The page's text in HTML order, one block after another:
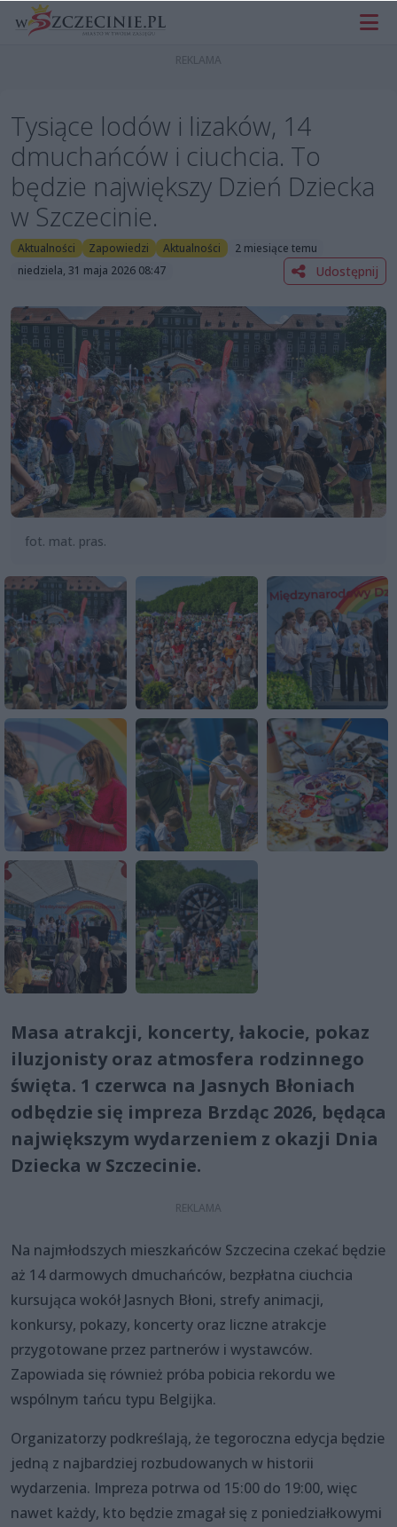
Tysiące lodów i lizaków, 14
dmuchańców i ciuchcia. To
będzie największy Dzień Dziecka
w Szczecinie.
Aktualności Zapowiedzi Aktualności
2 miesiące temu
niedziela, 31 maja 2026 08:47
Udostępnij
fot. mat. pras.
Masa atrakcji, koncerty, łakocie, pokaz
iluzjonisty oraz atmosfera rodzinnego
święta. 1 czerwca na Jasnych Błoniach
odbędzie się impreza Brzdąc 2026, będąca
największym wydarzeniem z okazji Dnia
Dziecka w Szczecinie.
Na najmłodszych mieszkańców Szczecina czekać będzie
aż 14 darmowych dmuchańców, bezpłatna ciuchcia
kursująca wokół Jasnych Błoni, strefy animacji,
konkursy, pokazy, koncerty oraz liczne atrakcje
przygotowane przez partnerów i wystawców.
Zapowiada się również próba pobicia rekordu we
wspólnym tańcu typu Belgijka.
Organizatorzy podkreślają, że tegoroczna edycja będzie
jedną z najbardziej rozbudowanych w historii
wydarzenia. Impreza potrwa od 15:00 do 19:00, więc
nawet każdy, kto będzie zmagał się z poniedziałkowymi